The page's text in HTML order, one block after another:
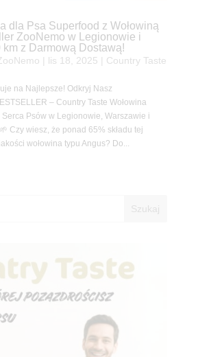
dla Psa Superfood z Wołowiną
ZooNemo w Legionowie i
z Darmową Dostawą!
lis 18, 2025 Country Taste
na Najlepsze! Odkryj Nasz
– Country Taste Wołowina
Psów w Legionowie, Warszawie i
Czy wiesz, że ponad 65% składu tej
wołowina typu Angus? Do...